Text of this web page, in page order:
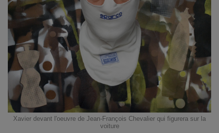
Xavier devant l'oeuvre de Jean-François Chevalier qui figurera sur la
voiture